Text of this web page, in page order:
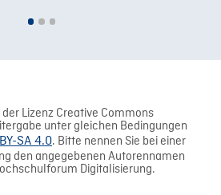
Lizenz Creative Commons
unter gleichen Bedingungen
SA 4.0. Bitte nennen Sie bei einer
den angegebenen Autorennamen
Digitalisierung.